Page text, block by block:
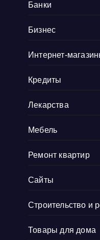
коллекционеры.
прям окунаешься
Банки
Бизнес
Интернет-
Кредиты
Лекарства
Мебель
Ремонт квартир
Сайты
Строительство и
Товары для дома